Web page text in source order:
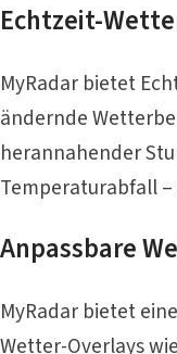
Echtzeit-
MyRadar bietet
ändernde
herannahender
Temperaturabfall
Anpassbare
MyRadar bietet
Wetter-Overlays